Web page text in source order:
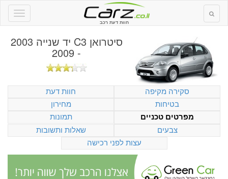
חוות דעת רכב
סיטרואן C3 יד שנייה 2003
- 2009
סקירה מקיפה
חוות דעת
בטיחות
מחירון
מפרטים טכניים
תמונות
צבעים
שאלות ותשובות
עצות לפני רכישה